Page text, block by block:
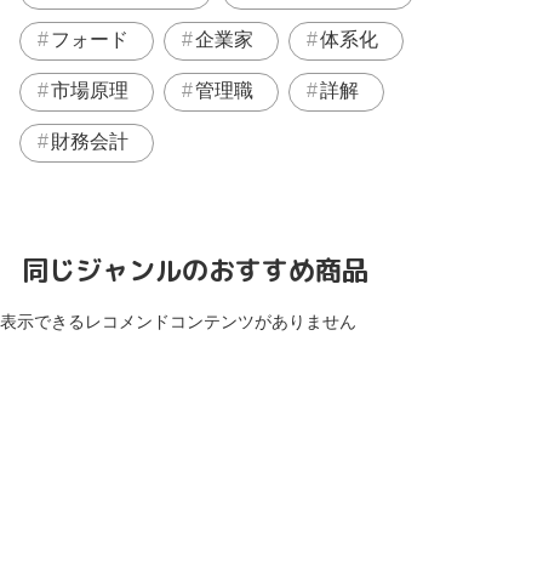
フォード 企業家 体系化
市場原理 管理職 詳解
財務会計
同じジャンルのおすすめ商品
表示できるレコメンドコンテンツがありません